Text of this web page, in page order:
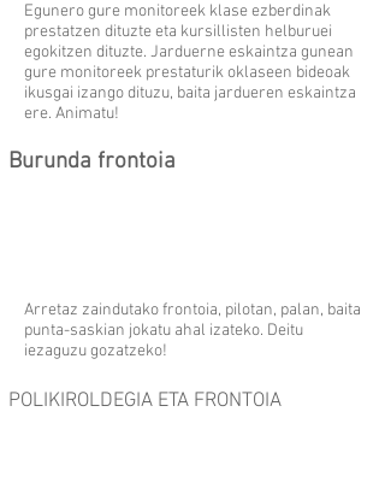
Egunero gure monitoreek klase ezberdinak
prestatzen dituzte eta kursillisten helburuei
egokitzen dituzte. Jarduerne eskaintza gunean
gure monitoreek prestaturik oklaseen bideoak
ikusgai izango dituzu, baita jardueren eskaintza
ere. Animatu!
Burunda frontoia
Arretaz zaindutako frontoia, pilotan, palan, baita
punta-saskian jokatu ahal izateko. Deitu
iezaguzu gozatzeko!
POLIKIROLDEGIA ETA FRONTOIA